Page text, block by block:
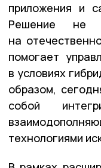
приложения и
Решение не
на
помогает
в условиях
образом,
собой
технологиями